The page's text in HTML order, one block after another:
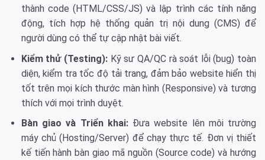
thành code (HTML/CSS/JS) và lập trình các tính năng
động, tích hợp hệ thống quản trị nội dung (CMS) để
người dùng có thể tự cập nhật bài viết.
Kiểm thử (Testing): Kỹ sư QA/QC rà soát lỗi (bug) toàn
diện, kiểm tra tốc độ tải trang, đảm bảo website hiển thị
tốt trên mọi kích thước màn hình (Responsive) và tương
thích với mọi trình duyệt.
Bàn giao và Triển khai:Đưa website lên môi trường
máy chủ (Hosting/Server) để chạy thực tế. Đơn vị thiết
kế tiến hành bàn giao mã nguồn (Source code) và hướng